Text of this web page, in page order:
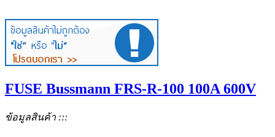
FUSE Bussmann FRS-R-100 100A 600V
ข้อมูลสินค้า :::